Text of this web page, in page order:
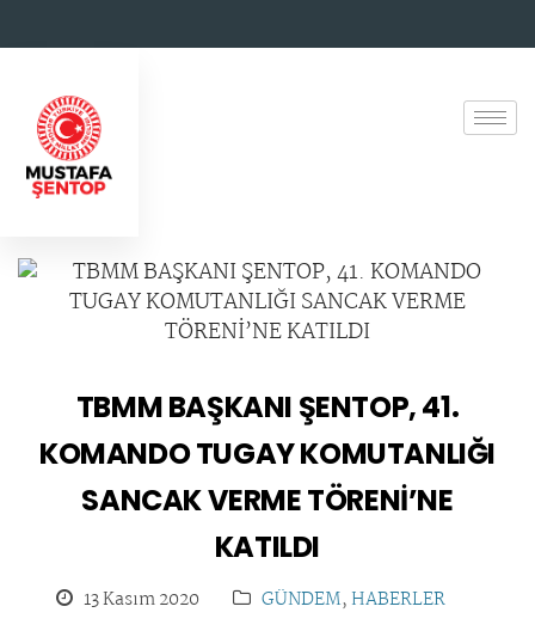
TBMM BAŞKANI ŞENTOP, 41.
KOMANDO TUGAY KOMUTANLIĞI
SANCAK VERME TÖRENİ’NE
KATILDI
13 Kasım 2020 GÜNDEM,HABERLER